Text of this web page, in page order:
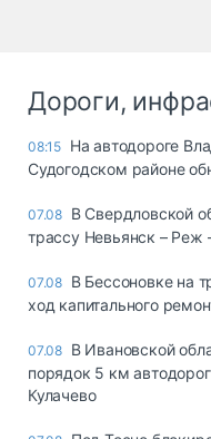
Дороги,
08:15 На автодороге
Судогодском районе
07.08 В Свердловской
трассу Невьянск – Реж
07.08 В Бессоновке на
ход капитального
07.08 В Ивановской
порядок 5 км
Кулачево